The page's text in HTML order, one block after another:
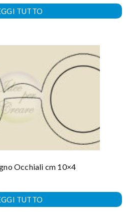
TUTTO
Occhiali cm 10×4
TUTTO